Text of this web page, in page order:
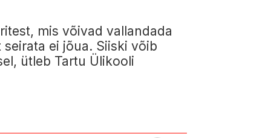
mis võivad vallandada
ei jõua. Siiski võib
ütleb Tartu Ülikooli